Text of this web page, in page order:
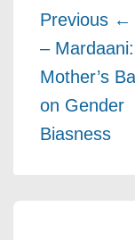
Previous ←
–
Mother’s
on Gender
Biasness